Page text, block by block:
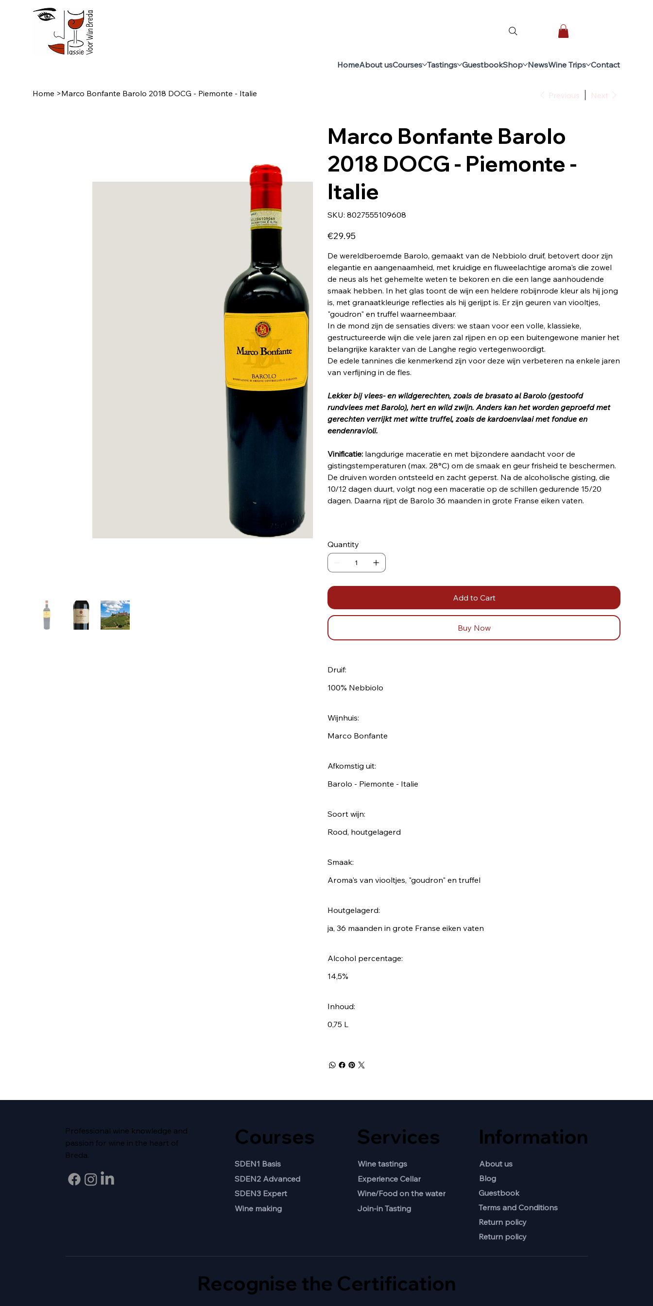
HomeAbout usCourses Tastings GuestbookShop NewsWine Trips Contact
Home >Marco Bonfante Barolo 2018 DOCG - Piemonte - Italie Previous Next
Marco Bonfante Barolo
2018 DOCG - Piemonte -
Italie
SKU: 8027555109608
8027555109608
€29.95
De wereldberoemde Barolo, gemaakt van de Nebbiolo druif, betovert door zijn
elegantie en aangenaamheid, met kruidige en fluweelachtige aroma's die zowel
de neus als het gehemelte weten te bekoren en die een lange aanhoudende
smaak hebben. In het glas toont de wijn een heldere robijnrode kleur als hij jong
is, met granaatkleurige reflecties als hij gerijpt is. Er zijn geuren van viooltjes,
"goudron" en truffel waarneembaar.
In de mond zijn de sensaties divers: we staan voor een volle, klassieke,
gestructureerde wijn die vele jaren zal rijpen en op een buitengewone manier het
belangrijke karakter van de Langhe regio vertegenwoordigt.
De edele tannines die kenmerkend zijn voor deze wijn verbeteren na enkele jaren
van verfijning in de fles.
Lekker bij vlees- en wildgerechten, zoals de brasato al Barolo (gestoofd
rundvlees met Barolo), hert en wild zwijn. Anders kan het worden geproefd met
gerechten verrijkt met witte truffel, zoals de kardoenvlaai met fondue en
eendenravioli.
Vinificatie: langdurige maceratie en met bijzondere aandacht voor de
gistingstemperaturen (max. 28°C) om de smaak en geur frisheid te beschermen.
De druiven worden ontsteeld en zacht geperst. Na de alcoholische gisting, die
10/12 dagen duurt, volgt nog een maceratie op de schillen gedurende 15/20
dagen. Daarna rijpt de Barolo 36 maanden in grote Franse eiken vaten.
Quantity
Add to Cart
Buy Now
Druif:
100% Nebbiolo
Wijnhuis:
Marco Bonfante
Afkomstig uit:
Barolo - Piemonte - Italie
Soort wijn:
Rood, houtgelagerd
Smaak:
Aroma's van viooltjes, "goudron" en truffel
Houtgelagerd:
ja, 36 maanden in grote Franse eiken vaten
Alcohol percentage:
14,5%
Inhoud:
0,75 L
Professional wine knowledge and
passion for wine in the heart of
Breda.
Courses
SDEN1 Basis
SDEN2 Advanced
SDEN3 Expert
Wine making
Services
Wine tastings
Experience Cellar
Wine/Food on the water
Join-in Tasting
Information
About us
Blog
Guestbook
Terms and Conditions
Return policy
Return policy
Recognise the Certification